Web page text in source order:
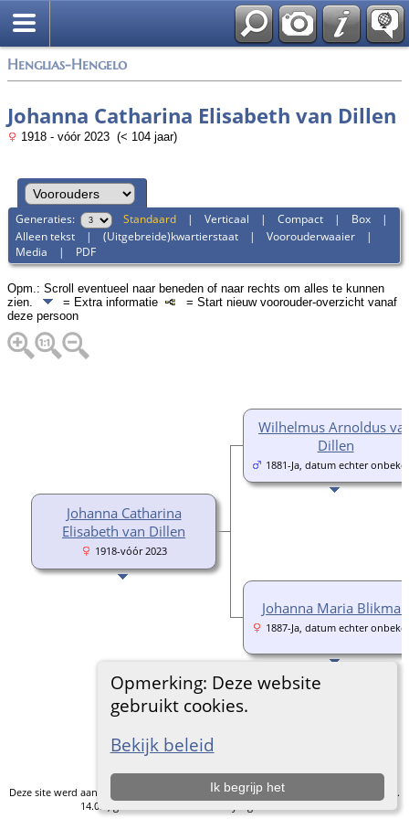
Henglias-Hengelo
Opmerking: Deze website
gebruikt cookies.
Bekijk beleid
Ik begrijp het
Johanna Catharina Elisabeth van Dillen
1918 - vóór 2023 (< 104 jaar)
Generaties: Standaard |Verticaal |Compact | Box |
Alleen tekst |(Uitgebreide)kwartierstaat |Voorouderwaaier |
Media | PDF
Opm.: Scroll eventueel naar beneden of naar rechts om alles te kunnen
zien.
= Extra informatie
= Start nieuw voorouder-overzicht vanaf
deze persoon
Johanna Catharina
Elisabeth van Dillen
1918-vóór 2023
Wilhelmus Arnoldus
Dillen
1881-Ja, datum echter
Johanna Maria Blikman
1887-Ja, datum echter
Ga naar standaard site
Deze site werd aangemaakt door The Next Generation of Genealogy Sitebuilding
v.
14.0.5, geschreven door Darrin Lythgoe © 2001-2026.